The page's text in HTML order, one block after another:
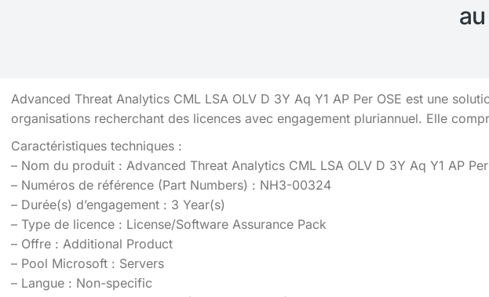
Advanced Threat Analytics CML LSA OLV D 3Y Aq Y1 AP Per OSE est une
organisations recherchant des licences avec engagement pluriannuel. Elle
Caractéristiques techniques :
– Nom du produit : Advanced Threat Analytics CML LSA OLV D 3Y Aq Y1 AP Per
– Numéros de référence (Part Numbers) : NH3-00324
– Durée(s) d’engagement : 3 Year(s)
– Type de licence : License/Software Assurance Pack
– Offre : Additional Product
– Pool Microsoft : Servers
– Langue : Non-specific